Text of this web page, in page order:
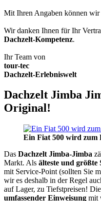
Mit Ihren Angaben können wir
Wir danken Ihnen für Ihr
Dachzelt-Kompetenz.
Ihr Team von
tour-tec
Dachzelt-Erlebniswelt
Dachzelt Jimba
Original!
Ein Fiat 500 wird zum
Das Dachzelt Jimba-Jimba
Markt. Als älteste und größte
mit Service-Point (sollten Sie
wir es deshalb in der Regel
auf Lager, zu Tiefstpreisen! Die
umfassender Einweisung mit